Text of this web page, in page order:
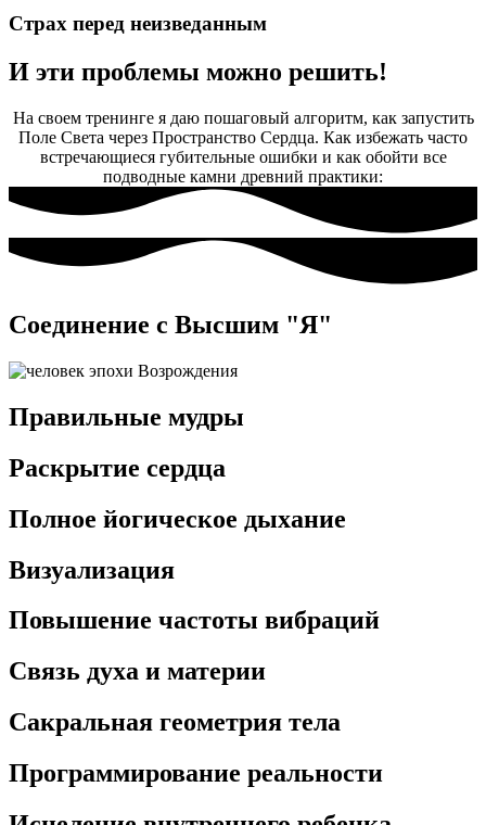
Страх перед неизведанным
И эти проблемы можно решить!
На своем тренинге я даю пошаговый алгоритм, как запустить
Поле Света через Пространство Сердца. Как избежать часто
встречающиеся губительные ошибки и как обойти все
подводные камни древний практики:
Соединение с Высшим "Я"
Правильные мудры
Раскрытие сердца
Полное йогическое дыхание
Визуализация
Повышение частоты вибраций
Связь духа и материи
Сакральная геометрия тела
Программирование реальности